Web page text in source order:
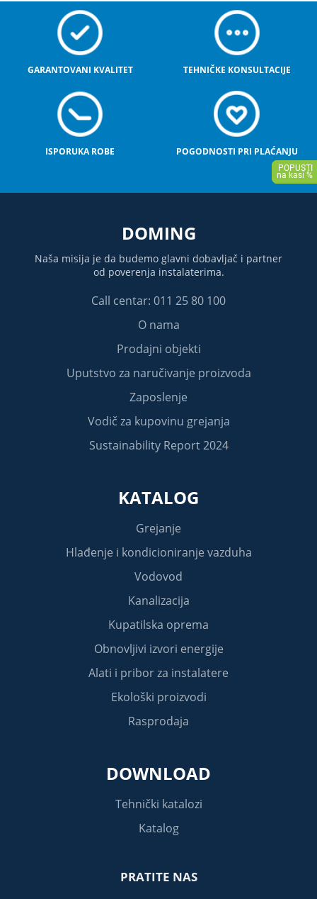
GARANTOVANI KVALITET TEHNIČKE KONSULTACIJE
ISPORUKA ROBE POGODNOSTI PRI PLAĆANJU
DOMING
Naša misija je da budemo glavni dobavljač i partner
od poverenja instalaterima.
Call centar: 011 25 80 100
O nama
Prodajni objekti
Uputstvo za naručivanje proizvoda
Zaposlenje
Vodič za kupovinu grejanja
Sustainability Report 2024
KATALOG
Grejanje
Hlađenje i kondicioniranje vazduha
Vodovod
Kanalizacija
Kupatilska oprema
Obnovljivi izvori energije
Alati i pribor za instalatere
Ekološki proizvodi
Rasprodaja
DOWNLOAD
Tehnički katalozi
Katalog
PRATITE NAS